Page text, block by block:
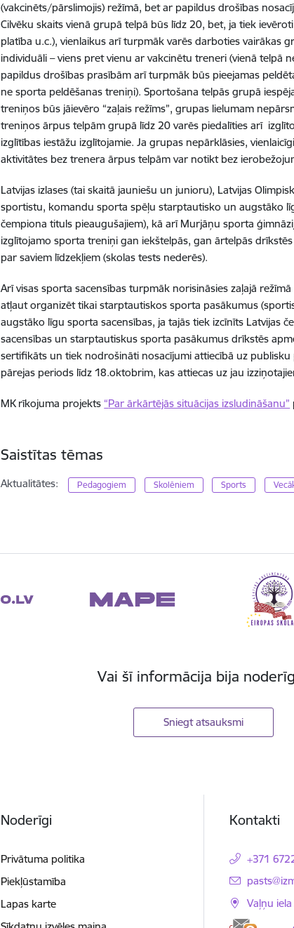
(vakcinēts/pārslimojis) režīmā, bet ar papildus drošības
Cilvēku skaits vienā grupā telpā būs līdz 20, bet, ja tiek
platība u.c.), vienlaikus arī turpmāk varēs darboties vairākas
individuāli – viens pret vienu ar vakcinētu treneri (vienā telpā
papildus drošības prasībām arī turpmāk būs pieejamas
ne sporta peldēšanas treniņi). Sportošana telpās grupā
treniņos būs jāievēro “zaļais režīms”, grupas lielumam
treniņos ārpus telpām grupā līdz 20 varēs piedalīties arī
izglītības iestāžu izglītojamie. Ja grupas nepārklāsies,
aktivitātes bez trenera ārpus telpām var notikt bez
Latvijas izlases (tai skaitā jauniešu un junioru), Latvijas
sportistu, komandu sporta spēļu starptautisko un augstāko
čempiona tituls pieaugušajiem), kā arī Murjāņu sporta
izglītojamo sporta treniņi gan iekštelpās, gan ārtelpās
par saviem līdzekļiem (skolas tests nederēs).
Arī visas sporta sacensības turpmāk norisināsies zaļajā
atļaut organizēt tikai starptautiskos sporta pasākumus
augstāko līgu sporta sacensības, ja tajās tiek izcīnīts Latvijas
sacensības un starptautiskus sporta pasākumus drīkstēs
sertifikāts un tiek nodrošināti nosacījumi attiecībā uz
pārejas periods līdz 18.oktobrim, kas attiecas uz jau
MK rīkojuma projekts “Par ārkārtējās situācijas izsludināšanu”
Saistītas tēmas
Aktualitātes: Pedagogiem Skolēniem Sports
Vai šī informācija bija
Sniegt atsauksmi
Noderīgi
Privātuma politika
Piekļūstamība
Lapas karte
Kontakti
+371
E-pasts:
Vaļņu